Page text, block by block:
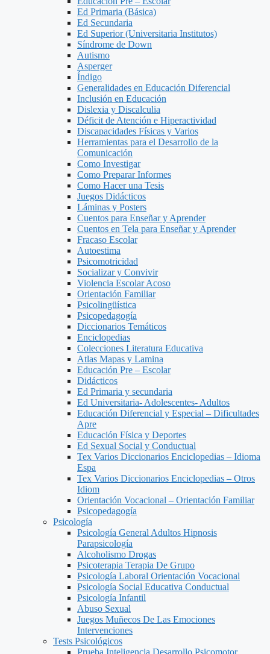
Ed Primaria (Básica)
Ed Secundaria
Ed Superior (Universitaria Institutos)
Síndrome de Down
Autismo
Asperger
Índigo
Generalidades en Educación Diferencial
Inclusión en Educación
Dislexia y Discalculia
Déficit de Atención e Hiperactividad
Discapacidades Físicas y Varios
Herramientas para el Desarrollo de la
Comunicación
Como Investigar
Como Preparar Informes
Como Hacer una Tesis
Juegos Didácticos
Láminas y Posters
Cuentos para Enseñar y Aprender
Cuentos en Tela para Enseñar y Aprender
Fracaso Escolar
Autoestima
Psicomotricidad
Socializar y Convivir
Violencia Escolar Acoso
Orientación Familiar
Psicolingüística
Psicopedagogía
Diccionarios Temáticos
Enciclopedias
Colecciones Literatura Educativa
Atlas Mapas y Lamina
Educación Pre – Escolar
Didácticos
Ed Primaria y secundaria
Ed Universitaria- Adolescentes- Adultos
Educación Diferencial y Especial – Dificultades
Apre
Educación Física y Deportes
Ed Sexual Social y Conductual
Tex Varios Diccionarios Enciclopedias – Idioma
Espa
Tex Varios Diccionarios Enciclopedias – Otros
Idiom
Orientación Vocacional – Orientación Familiar
Psicopedagogía
Psicología
Psicología General Adultos Hipnosis
Parapsicología
Alcoholismo Drogas
Psicoterapia Terapia De Grupo
Psicología Laboral Orientación Vocacional
Psicología Social Educativa Conductual
Psicología Infantil
Abuso Sexual
Juegos Muñecos De Las Emociones
Intervenciones
Tests Psicológicos
Prueba Inteligencia Desarrollo Psicomotor